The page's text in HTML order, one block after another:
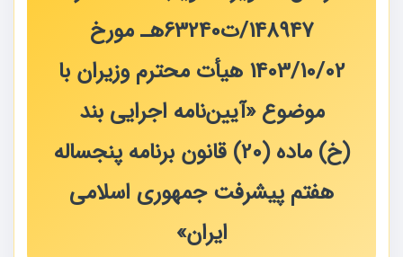
148947/ت63240هـ مورخ
1403/10/02 هیأت محترم وزیران با
موضوع «آیین‌نامه اجرایی بند
(خ) ماده (20) قانون برنامه پنجساله
هفتم پیشرفت جمهوری اسلامی
ایران»